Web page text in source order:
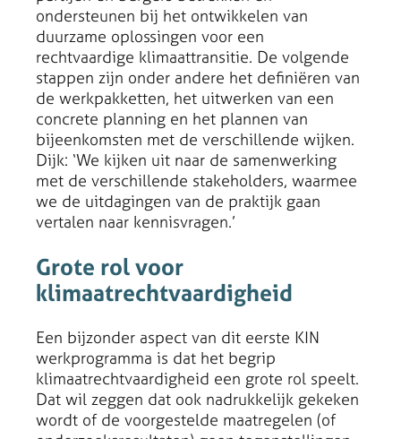
ondersteunen bij het ontwikkelen van
duurzame oplossingen voor een
rechtvaardige klimaattransitie. De volgende
stappen zijn onder andere het definiëren van
de werkpakketten, het uitwerken van een
concrete planning en het plannen van
bijeenkomsten met de verschillende wijken.
Dijk: ‘We kijken uit naar de samenwerking
met de verschillende stakeholders, waarmee
we de uitdagingen van de praktijk gaan
vertalen naar kennisvragen.’
Grote rol voor
klimaatrechtvaardigheid
Een bijzonder aspect van dit eerste KIN
werkprogramma is dat het begrip
klimaatrechtvaardigheid een grote rol speelt.
Dat wil zeggen dat ook nadrukkelijk gekeken
wordt of de voorgestelde maatregelen (of